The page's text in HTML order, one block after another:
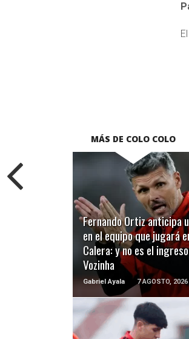
MÁS DE COLO COLO
Fernando Ortiz anticipa
en el equipo que jugará
Calera: y no es el
Vozinha
Gabriel Ayala 7 AGOSTO, 2026
LEER MÁS